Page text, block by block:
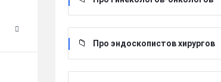
Про эндоскопистов хирургов